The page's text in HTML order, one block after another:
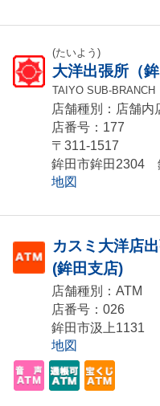
(たいよう)
大洋出張所（
TAIYO SUB-BRANCH
店舗種別：店舗内
店番号：177
〒311-1517
鉾田市鉾田2304
地図
カスミ大洋店
(鉾田支店)
店舗種別：ATM
店番号：026
鉾田市汲上1131
地図